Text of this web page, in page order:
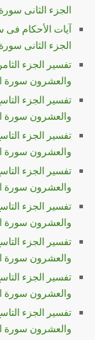
الجزء الثانى سورة
آيات الأحكام فى
الجزء الثانى سورة
تفسير الجزء
والعشرون سورة
تفسير الجزء
والعشرون سورة
تفسير الجزء
والعشرون سورة
تفسير الجزء
والعشرون سورة
تفسير الجزء
والعشرون سورة
تفسير الجزء
والعشرون سورة
تفسير الجزء
والعشرون سورة
تفسير الجزء
والعشرون سورة